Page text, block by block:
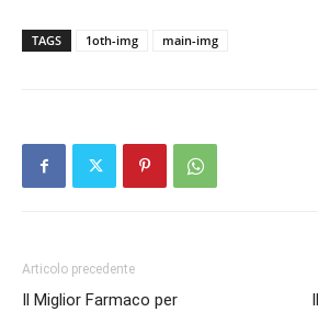
TAGS 1oth-img main-img
Articolo precedente
Il Miglior Farmaco per